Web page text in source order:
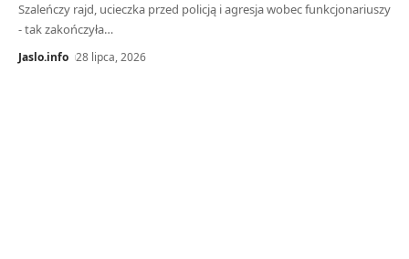
Szaleńczy rajd, ucieczka przed policją i agresja wobec funkcjonariuszy
- tak zakończyła…
Jaslo.info 28 lipca, 2026